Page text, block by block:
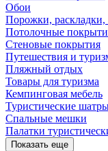
Обои
Порожки, раскладки,
Потолочные
Стеновые покрытия
Путешествия и
Пляжный отдых
Товары для туризма
Кемпинговая мебель
Туристические
Спальные мешки
Палатки
Показать еще